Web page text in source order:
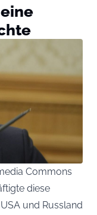
Commons
diese
und Russland